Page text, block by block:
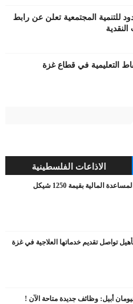
للتنمية المجتمعية تعلن عن رابط
التعليمية في قطاع غزة
الاذاعات الفلسطينية
المالية بقيمة 1250 شيكل
تواصل تقديم خدماتها العلاجية في غزة
أبيل: وظائف جديدة متاحة الآن !